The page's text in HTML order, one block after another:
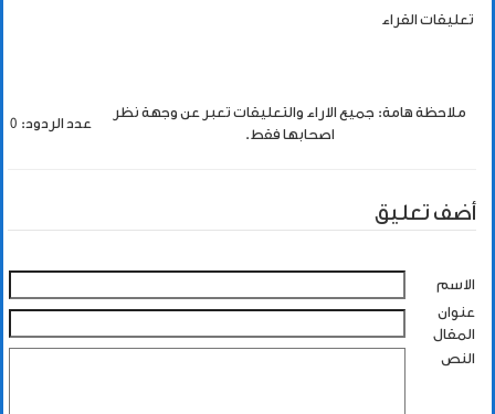
تعليقات القراء
ملاحظة هامة: جميع الاراء والتعليقات تعبر عن وجهة نظر
اصحابها فقط.
عدد الردود: 0
أضف تعليق
الاسم
عنوان
المقال
النص